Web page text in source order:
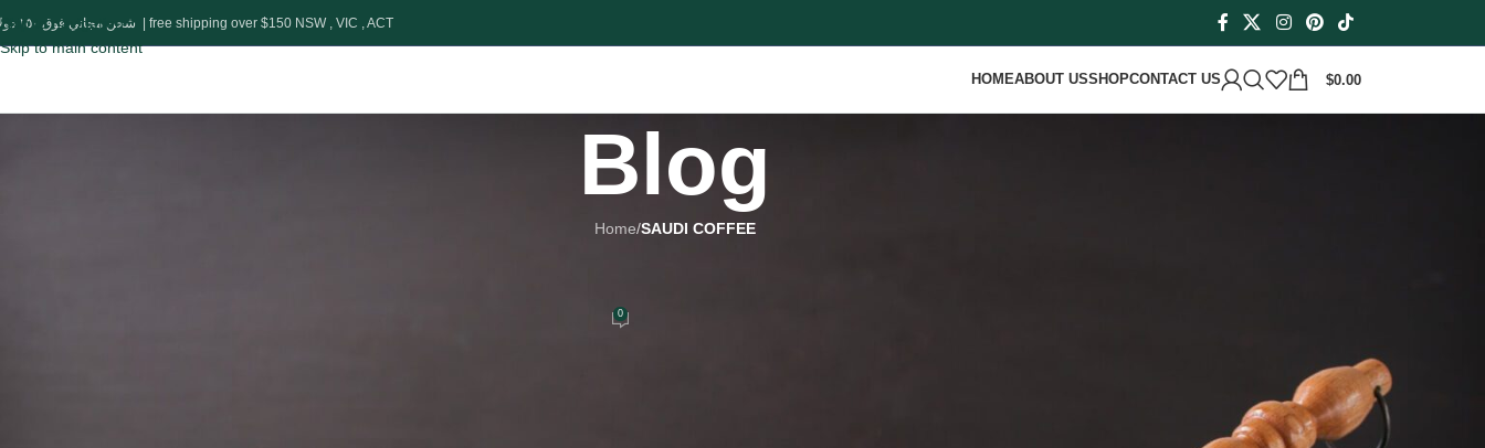
Skip to navigation
Skip to main content
شحن مجاني فوق ١٥٠ دولار | free shipping over $150 NSW , VIC , ACT
HOMEABOUT USSHOPCONTACT US $0.00
Blog
Home/SAUDI COFFEE
0